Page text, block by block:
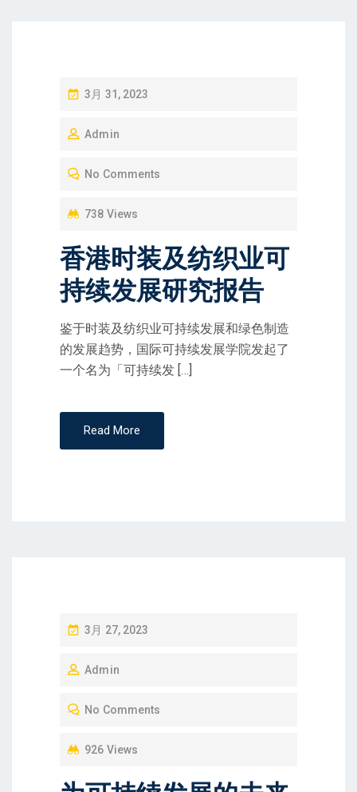
P
S
N
3月 31, 2023
Admin
No Comments
738 Views
香港时装及纺织业可
持续发展研究报告
鉴于时装及纺织业可持续发展和绿色制造
的发展趋势，国际可持续发展学院发起了
一个名为「可持续发 […]
Read More
P
S
N
3月 27, 2023
Admin
No Comments
926 Views